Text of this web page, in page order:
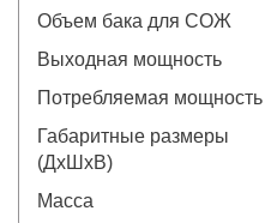
Объем бака для СОЖ
Выходная мощность
Потребляемая мощность
Габаритные размеры
(ДхШхВ)
Масса